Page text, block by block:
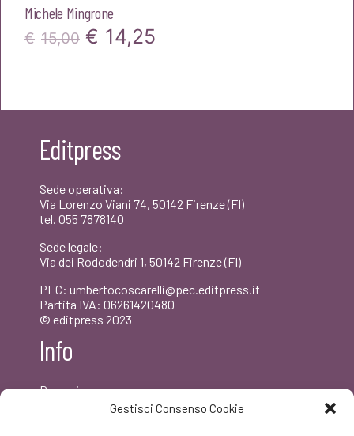
Gestisci Consenso Cookie
Michele Mingrone
€ 15,00 Il
€15,00.
€ 14,25
Editpress
Sede operativa:
Via Lorenzo Viani 74, 50142 Firenze (FI)
tel. 055 7878140
Sede legale:
Via dei Rododendri 1, 50142 Firenze (FI)
PEC: umbertocoscarelli@pec.editpress.it
Partita IVA: 06261420480
© editpress 2023
Info
Dove siamo